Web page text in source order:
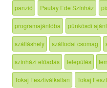
panzió Paulay Ede Színház
programajánlóba pünkösdi
szálláshely szállodai csomag
színházi előadás település
Tokaj Fesztiválkatlan Tokaj